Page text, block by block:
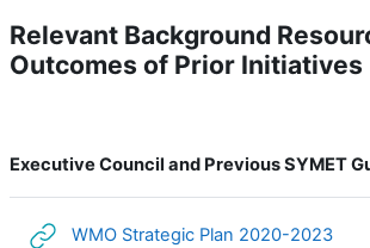
Relevant Background
Outcomes of Prior Initiatives
Executive Council and Previous SYMET
WMO Strategic Plan 2020-2023URL